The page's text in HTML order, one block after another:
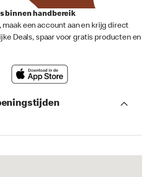
binnen handbereik
maak een account aan en krijg direct
Deals, spaar voor gratis producten en